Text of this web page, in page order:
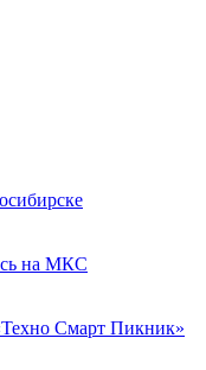
на МКС
Смарт Пикник»